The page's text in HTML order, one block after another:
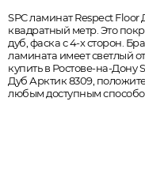
SPC ламинат Respect Floor
квадратный метр. Это
дуб, фаска с 4-х сторон.
ламината имеет светлый
купить в Ростове-на-Дону
Дуб Арктик 8309,
любым доступным